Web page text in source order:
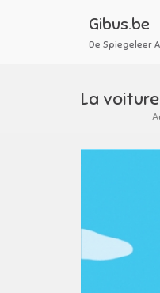
Gibus.be
De Spiegeleer
La